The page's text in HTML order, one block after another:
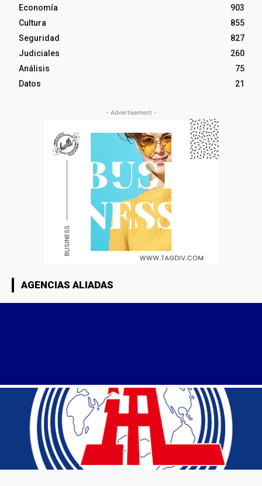
Economía
903
Cultura
855
Seguridad
827
Judiciales
260
Análisis
75
Datos
21
- Advertisement -
AGENCIAS ALIADAS